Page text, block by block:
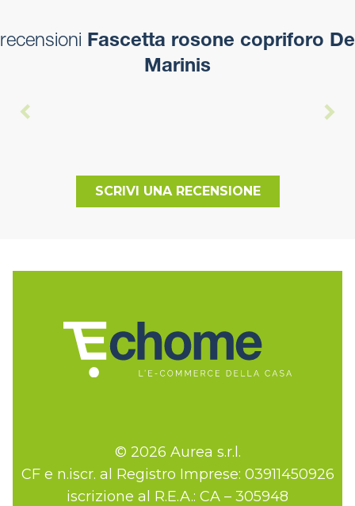
recensioni Fascetta rosone copriforo De
Marinis
SCRIVI UNA RECENSIONE
© 2026 Aurea s.r.l.
CF e n.iscr. al Registro Imprese: 03911450926
iscrizione al R.E.A.: CA – 305948